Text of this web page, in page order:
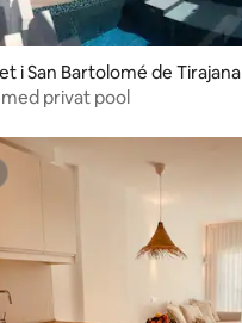
i San Bartolomé de Tirajana
privat pool